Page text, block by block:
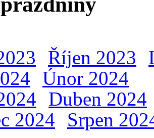
Říjen 2023
Únor 2024
Duben 2024
2024
Srpen